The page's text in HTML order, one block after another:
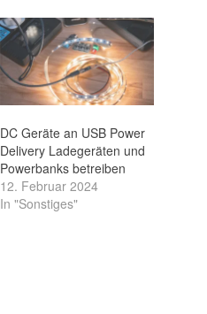
DC Geräte an USB Power
Delivery Ladegeräten und
Powerbanks betreiben
12. Februar 2024
In "Sonstiges"